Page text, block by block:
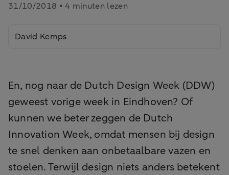
31/10/2018 • 4 minuten lezen
David Kemps
En, nog naar de Dutch Design Week (DDW)
geweest vorige week in Eindhoven? Of
kunnen we beter zeggen de Dutch
Innovation Week, omdat mensen bij design
te snel denken aan onbetaalbare vazen en
stoelen. Terwijl design niets anders betekent